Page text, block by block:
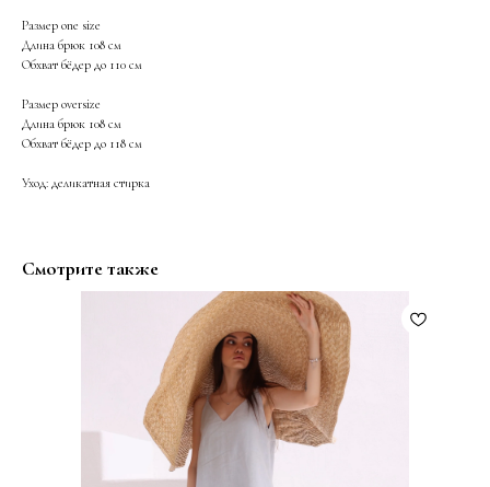
Размер one size
Длина брюк 108 см
Обхват бёдер до 110 см
Размер oversize
Длина брюк 108 см
Обхват бёдер до 118 см
Уход: деликатная стирка
Смотрите также